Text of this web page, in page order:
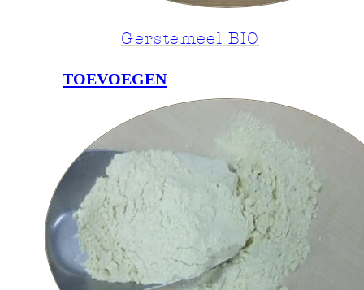
Gerstemeel BIO
TOEVOEGEN